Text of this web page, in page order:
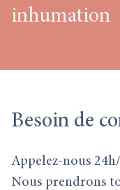
inhumation
Besoin de
Appelez-nous
Nous prendrons